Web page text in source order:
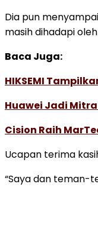
Dia pun
masih dihadapi
Baca Juga:
HIKSEMI
Huawei Jadi Mitra
Cision Raih
Ucapan terima
“Saya dan teman-